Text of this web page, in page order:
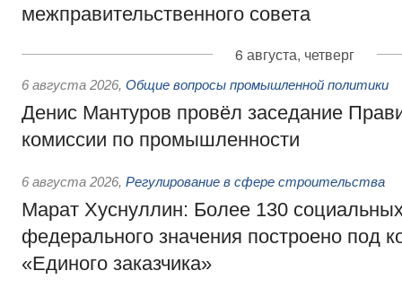
межправительственного совета
6 августа, четверг
6 августа 2026, Общие вопросы промышленной политики
Денис Мантуров провёл заседание
комиссии по промышленности
6 августа 2026, Регулирование в сфере строительства
Марат Хуснуллин: Более 130
федерального значения построено под
«Единого заказчика»